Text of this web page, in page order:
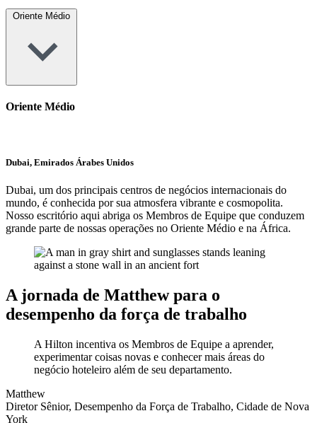
Oriente Médio
Oriente Médio
Dubai, Emirados Árabes Unidos
Dubai, um dos principais centros de negócios internacionais do
mundo, é conhecida por sua atmosfera vibrante e cosmopolita.
Nosso escritório aqui abriga os Membros de Equipe que conduzem
grande parte de nossas operações no Oriente Médio e na África.
A jornada de Matthew para o
desempenho da força de trabalho
A Hilton incentiva os Membros de Equipe a aprender,
experimentar coisas novas e conhecer mais áreas do
negócio hoteleiro além de seu departamento.
Matthew
Diretor Sênior, Desempenho da Força de Trabalho, Cidade de Nova
York